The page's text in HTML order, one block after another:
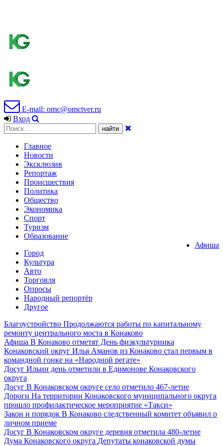
E-mail: omc@omctver.ru
Вход
Главное
Новости
Эксклюзив
Репортаж
Происшествия
Политика
Общество
Экономика
Спорт
Туризм
Образование
Афиша
Город
Культура
Авто
Торговля
Опросы
Народный репортёр
Другое
Благоустройство Продолжаются работы по капитальному
ремонту центрального моста в Конаково
Афиша В Конаково отметят День физкультурника
Конаковский округ Илья Аманов из Конаково стал первым в
командной гонке на «Народной регате»
Досуг Ильин день отметили в Едимонове Конаковского
округа
Досуг В Конаковском округе село отметило 467-летие
Дороги На территории Конаковского муниципального округа
прошло профилактическое мероприятие «Такси»
Закон и порядок В Конаково следственный комитет объявил о
личном приеме
Досуг В Конаковском округе деревня отметила 480-летие
Дума Конаковского округа Депутаты конаковской думы